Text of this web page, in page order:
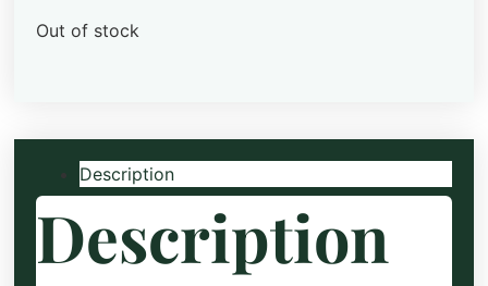
Out of stock
Description
Description